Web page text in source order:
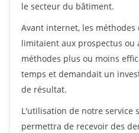
le secteur du bâtiment.
Avant internet, les méthodes
limitaient aux prospectus ou
méthodes plus ou moins
temps et demandait un
de résultat.
L'utilisation de notre service
permettra de recevoir des